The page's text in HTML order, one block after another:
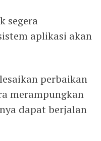
segera
aplikasi akan
perbaikan
merampungkan
dapat berjalan